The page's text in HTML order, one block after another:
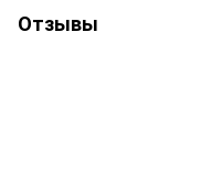
Отзывы